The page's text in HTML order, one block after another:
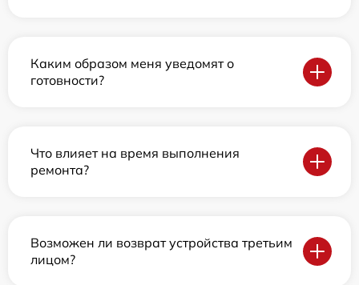
Каким образом меня уведомят о
готовности?
Что влияет на время выполнения
ремонта?
Возможен ли возврат устройства третьим
лицом?